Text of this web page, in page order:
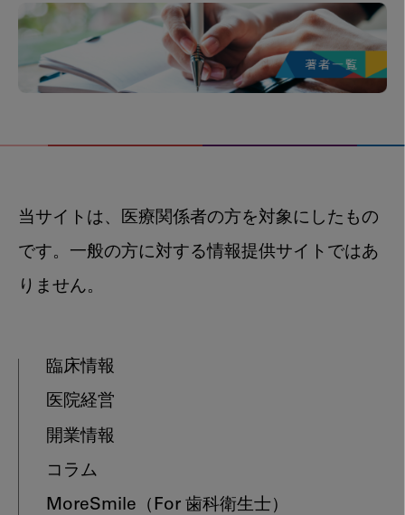
当サイトは、医療関係者の方を対象にしたもの
です。一般の方に対する情報提供サイトではあ
りません。
臨床情報
医院経営
開業情報
コラム
MoreSmile （For 歯科衛生士）